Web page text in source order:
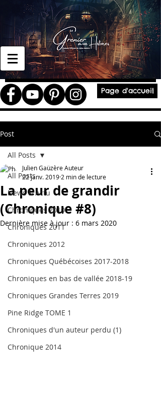
Page d'accueil
Post
All Posts
News & Actu
Chroniques 2010
Chroniques 2011
Chroniques 2012
Chroniques Québécoises 2017-2018
Chroniques en bas de vallée 2018-19
Chroniques Grandes Terres 2019
Pine Ridge TOME 1
Chroniques d'un auteur perdu (1)
Chronique 2014
All Posts
La peur de grandir
(Chronique #8)
Julien Gaüzère Auteur
22 janv. 2019 2 min de lecture
Dernière mise à jour : 6 mars 2020